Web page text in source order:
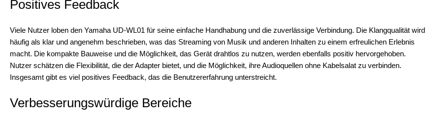
Positives Feedback
Viele Nutzer loben den Yamaha UD-WL01 für seine einfache Handhabung und die zuverlässige Verbindung. Die Klangqualität wird
häufig als klar und angenehm beschrieben, was das Streaming von Musik und anderen Inhalten zu einem erfreulichen Erlebnis
macht. Die kompakte Bauweise und die Möglichkeit, das Gerät drahtlos zu nutzen, werden ebenfalls positiv hervorgehoben.
Nutzer schätzen die Flexibilität, die der Adapter bietet, und die Möglichkeit, ihre Audioquellen ohne Kabelsalat zu verbinden.
Insgesamt gibt es viel positives Feedback, das die Benutzererfahrung unterstreicht.
Verbesserungswürdige Bereiche